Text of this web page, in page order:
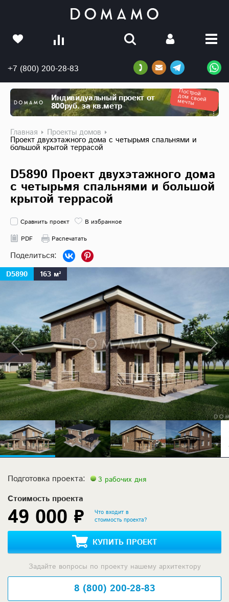
+7 (800) 200-28-83
Индивидуальный проект от
800руб. за кв.метр
Построй
дом своей
мечты
Главная Проекты домов
Проект двухэтажного дома с четырьмя спальнями и
большой крытой террасой
D5890 Проект двухэтажного дома
с четырьмя спальнями и большой
крытой террасой
Сравнить проект
В избранное
PDF
Распечатать
D5890 163 м²
Подготовка проекта: 3 рабочих дня
Стоимость проекта
49 000 ₽
Что входит в
стоимость проекта?
КУПИТЬ ПРОЕКТ
Задайте вопросы по проекту нашему архитектору
8 (800) 200-28-83